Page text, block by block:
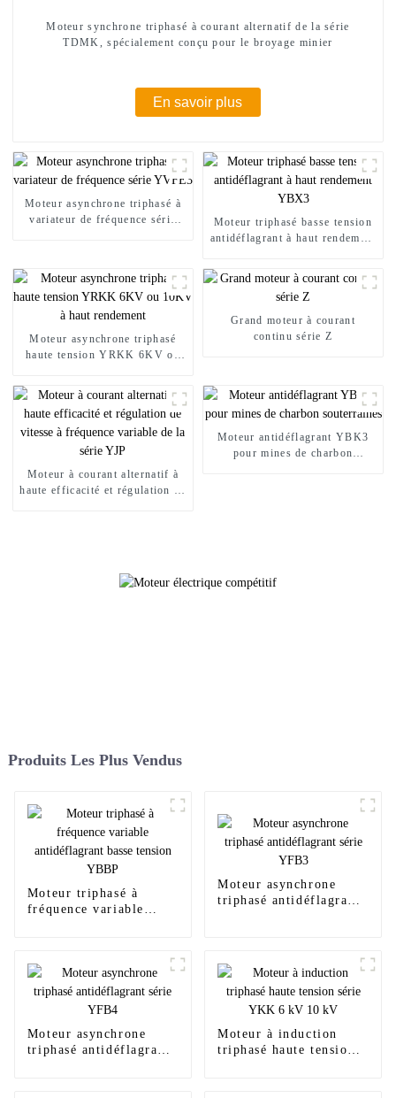
Moteur synchrone triphasé à courant alternatif de la série
TDMK, spécialement conçu pour le broyage minier
En savoir plus
Moteur asynchrone triphasé à
variateur de fréquence série
Moteur triphasé basse tension
antidéflagrant à haut rendement
Moteur asynchrone triphasé
haute tension YRKK 6KV ou
Grand moteur à courant
continu série Z
Moteur à courant alternatif à
haute efficacité et régulation de
Moteur antidéflagrant YBK3
pour mines de charbon
Produits Les Plus Vendus
Moteur triphasé à
fréquence variable
Moteur asynchrone
triphasé antidéflagrant
Moteur asynchrone
triphasé antidéflagrant
Moteur à induction
triphasé haute tension